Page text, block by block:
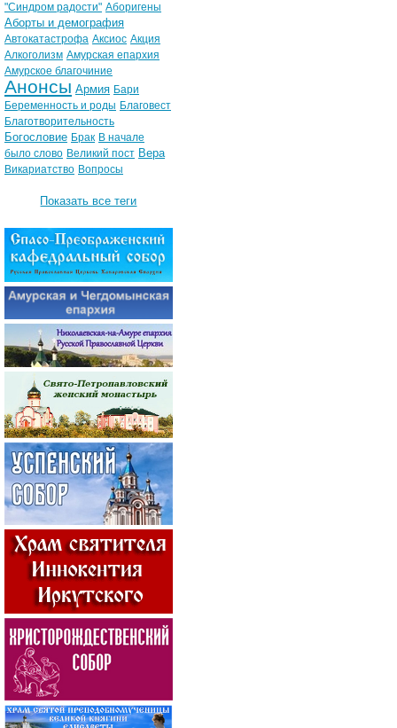
"Синдром радости" Аборигены
Аборты и демография
Автокатастрофа Аксиос Акция
Алкоголизм Амурская епархия
Амурское благочиние
Анонсы Армия Бари
Беременность и роды Благовест
Благотворительность
Богословие Брак В начале
было слово Великий пост Вера
Викариатство Вопросы
Показать все теги